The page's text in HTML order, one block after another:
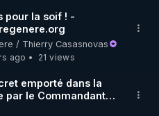
rdlr_thierrycasasnovas/
pour la soif ! -
/ Thierry Casasnovas
ago
21 views
emporté dans la
par le Commandant
le 25 juin 1997